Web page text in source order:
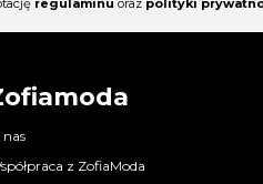
regulaminu oraz polityki
nas
z ZofiaModa